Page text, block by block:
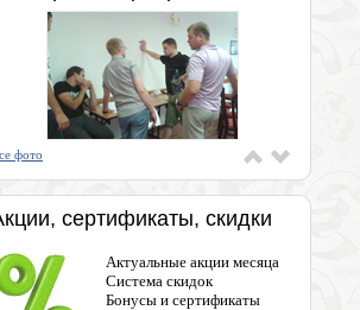
фото
сертификаты, скидки
Актуальные акции месяца
Система скидок
Бонусы и сертификаты